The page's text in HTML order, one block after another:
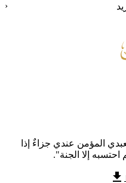
‹
المؤمن عندي جزاءٌ إذا
إلا الجنة".